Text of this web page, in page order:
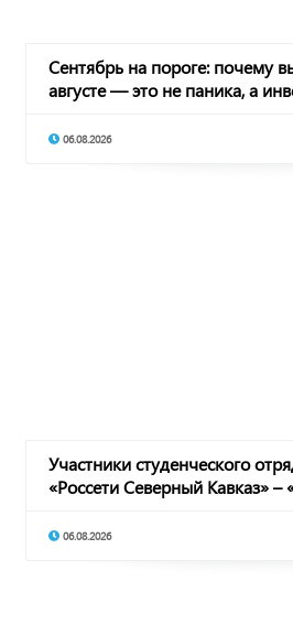
Сентябрь на пороге: почему
августе — это не паника, а
06.08.2026
Участники студенческого
«Россети Северный Кавказ» –
06.08.2026